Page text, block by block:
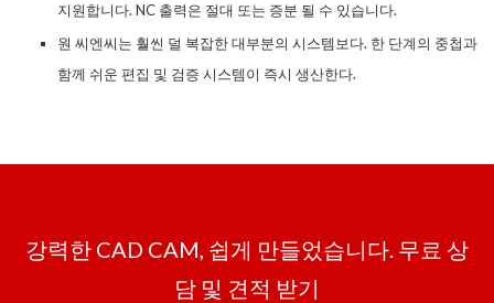
지원합니다. NC 출력은 절대 또는 증분 될 수 있습니다.
원 씨엔씨는 훨씬 덜 복잡한 대부분의 시스템보다. 한 단계의 중첩과
함께 쉬운 편집 및 검증 시스템이 즉시 생산한다.
강력한 CAD CAM, 쉽게 만들었습니다. 무료 상
담 및 견적 받기